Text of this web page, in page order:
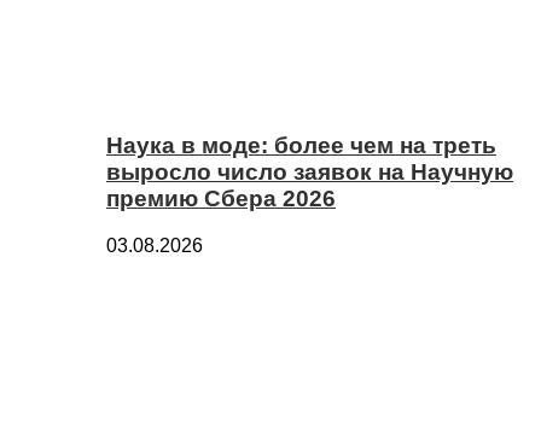
Наука в моде: более чем на треть
выросло число заявок на Научную
премию Сбера 2026
03.08.2026